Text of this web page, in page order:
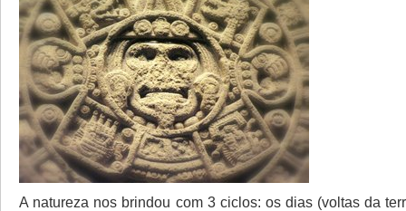
A natureza nos brindou com 3 ciclos: os dias (voltas da